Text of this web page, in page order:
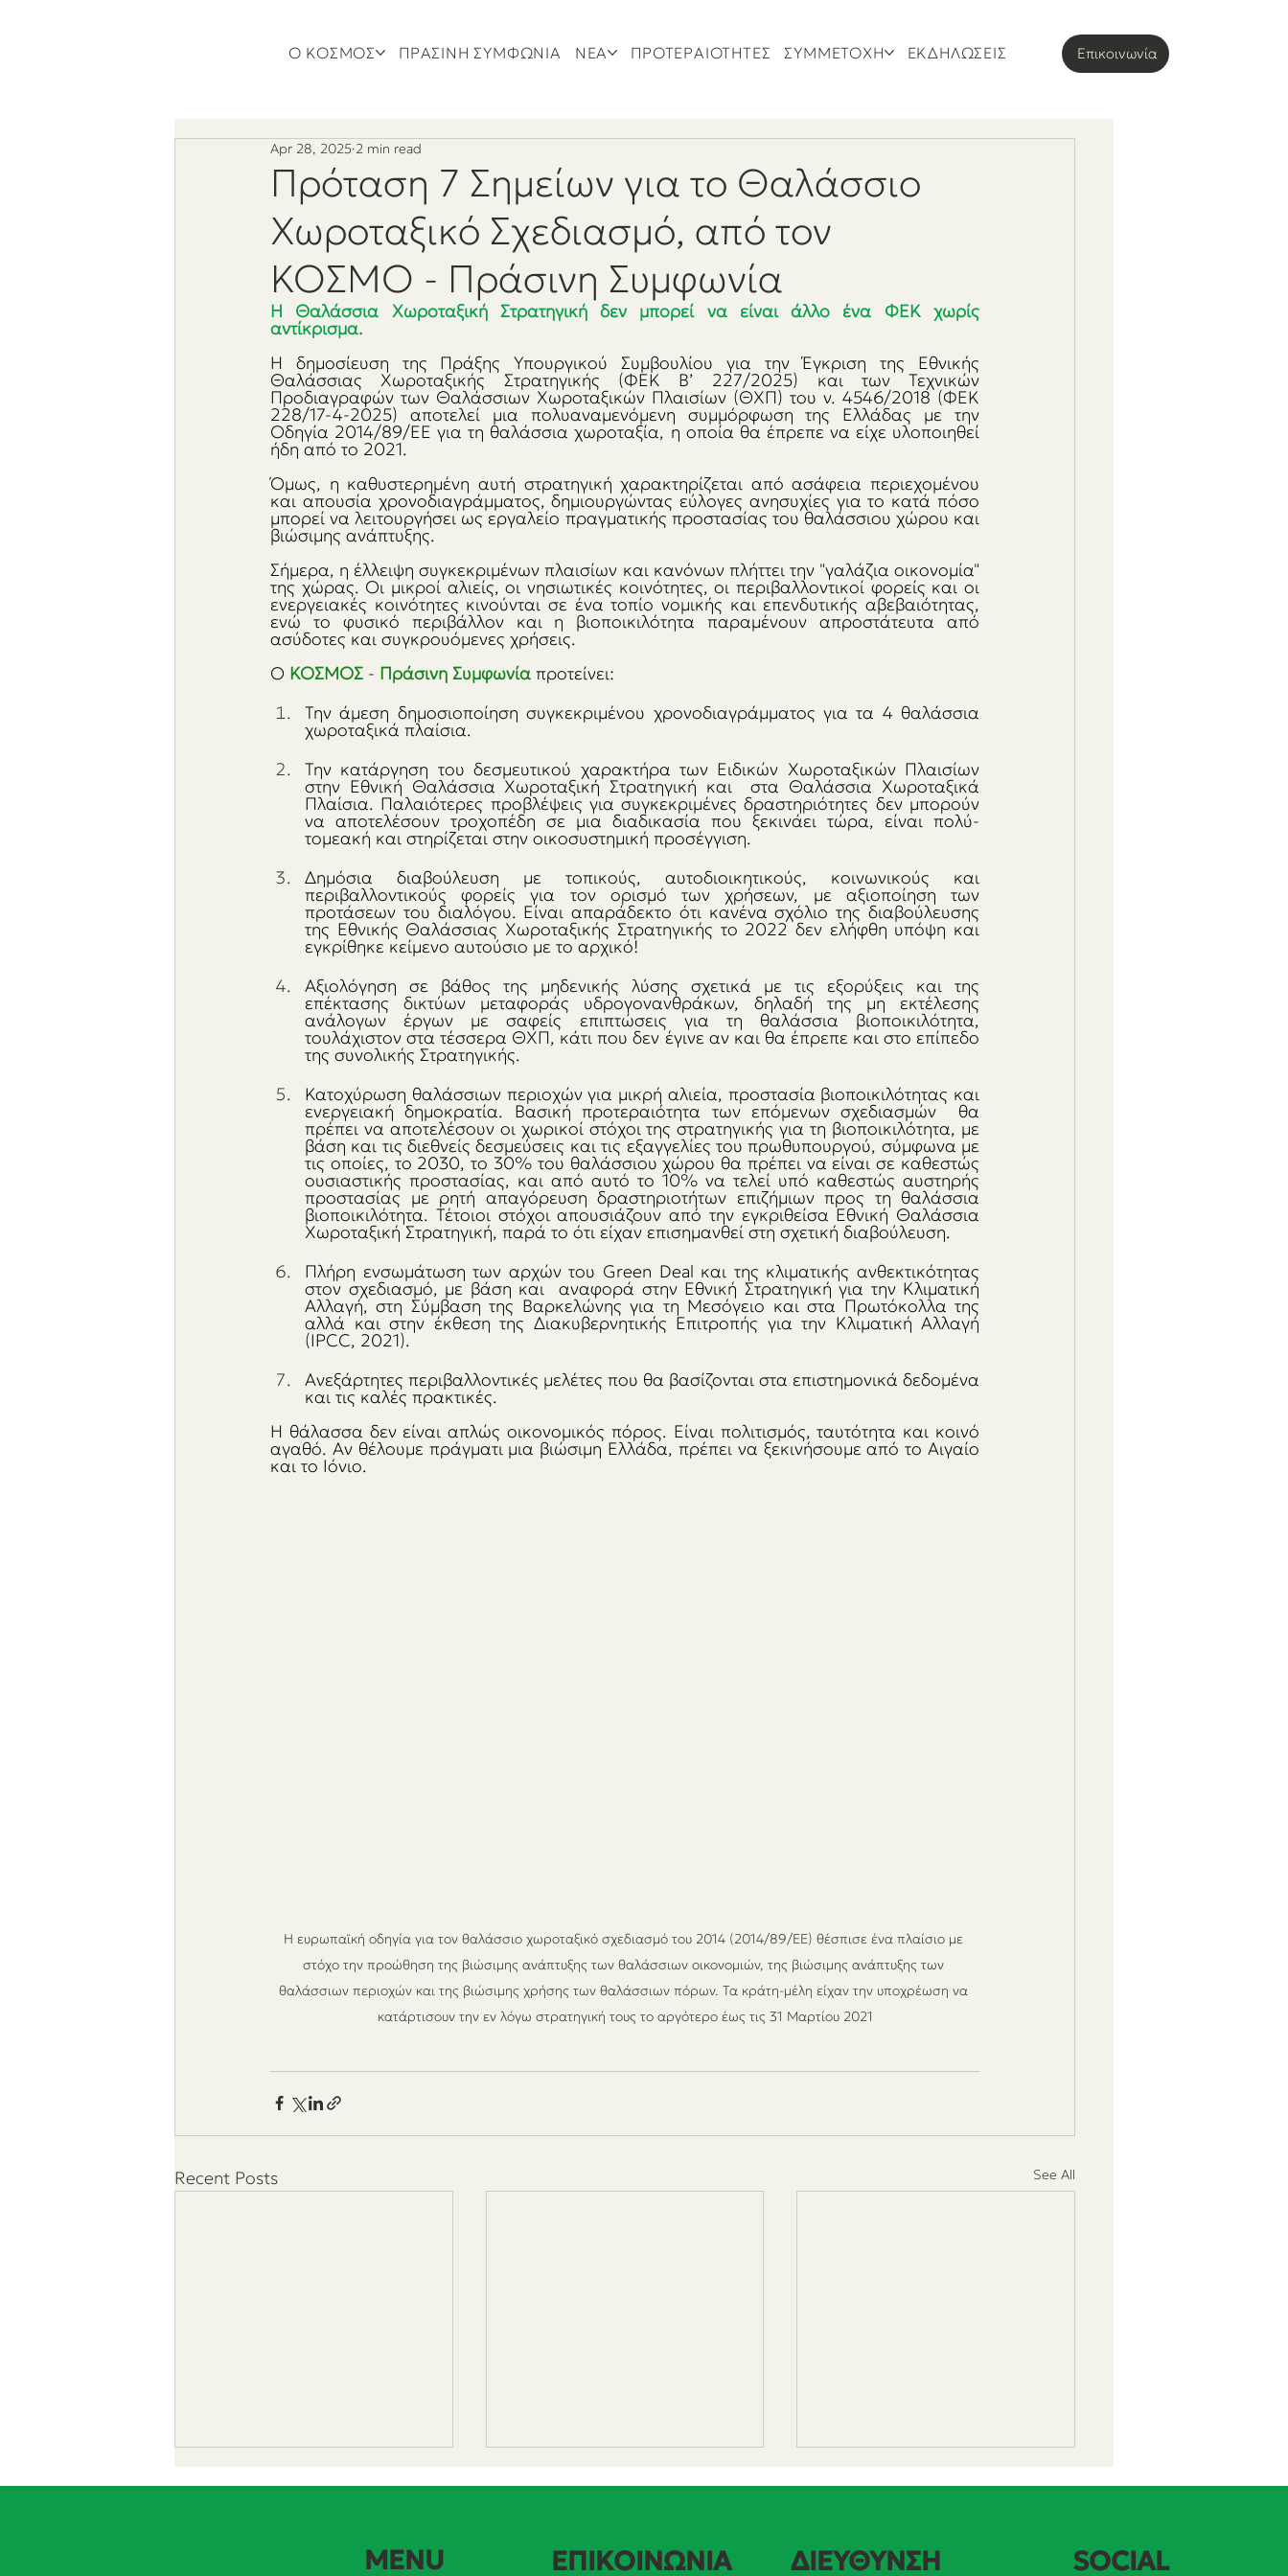
Ο ΚΟΣΜΟΣ ΠΡΑΣΙΝΗ ΣΥΜΦΩΝΙΑ ΝΕΑ ΠΡΟΤΕΡΑΙΟΤΗΤΕΣ ΣΥΜΜΕΤΟΧΗ ΕΚΔΗΛΩΣΕΙΣ Eπικοινωνία
Πρόταση 7 Σημείων για το Θαλάσσιο
Χωροταξικό Σχεδιασμό, από τον
ΚΟΣΜΟ - Πράσινη Συμφωνία
Apr 28, 2025 2 min read
Η Θαλάσσια Χωροταξική Στρατηγική δεν μπορεί να είναι άλλο ένα ΦΕΚ χωρίς
αντίκρισμα.
Η δημοσίευση της Πράξης Υπουργικού Συμβουλίου για την Έγκριση της Εθνικής
Θαλάσσιας Χωροταξικής Στρατηγικής (ΦΕΚ Β’ 227/2025) και των Τεχνικών
Προδιαγραφών των Θαλάσσιων Χωροταξικών Πλαισίων (ΘΧΠ) του ν. 4546/2018 (ΦΕΚ
228/17-4-2025) αποτελεί μια πολυαναμενόμενη συμμόρφωση της Ελλάδας με την
Οδηγία 2014/89/ΕΕ για τη θαλάσσια χωροταξία, η οποία θα έπρεπε να είχε υλοποιηθεί
ήδη από το 2021.
Όμως, η καθυστερημένη αυτή στρατηγική χαρακτηρίζεται από ασάφεια περιεχομένου
και απουσία χρονοδιαγράμματος, δημιουργώντας εύλογες ανησυχίες για το κατά πόσο
μπορεί να λειτουργήσει ως εργαλείο πραγματικής προστασίας του θαλάσσιου χώρου και
βιώσιμης ανάπτυξης.
Σήμερα, η έλλειψη συγκεκριμένων πλαισίων και κανόνων πλήττει την "γαλάζια οικονομία"
της χώρας. Οι μικροί αλιείς, οι νησιωτικές κοινότητες, οι περιβαλλοντικοί φορείς και οι
ενεργειακές κοινότητες κινούνται σε ένα τοπίο νομικής και επενδυτικής αβεβαιότητας,
ενώ το φυσικό περιβάλλον και η βιοποικιλότητα παραμένουν απροστάτευτα από
ασύδοτες και συγκρουόμενες χρήσεις.
Ο ΚΟΣΜΟΣ - Πράσινη Συμφωνία προτείνει:
Την άμεση δημοσιοποίηση συγκεκριμένου χρονοδιαγράμματος για τα 4 θαλάσσια
χωροταξικά πλαίσια.
Την κατάργηση του δεσμευτικού χαρακτήρα των Ειδικών Χωροταξικών Πλαισίων
στην Εθνική Θαλάσσια Χωροταξική Στρατηγική και  στα Θαλάσσια Χωροταξικά
Πλαίσια. Παλαιότερες προβλέψεις για συγκεκριμένες δραστηριότητες δεν μπορούν
να αποτελέσουν τροχοπέδη σε μια διαδικασία που ξεκινάει τώρα, είναι πολύ-
τομεακή και στηρίζεται στην οικοσυστημική προσέγγιση.
Δημόσια διαβούλευση με τοπικούς, αυτοδιοικητικούς, κοινωνικούς και
περιβαλλοντικούς φορείς για τον ορισμό των χρήσεων, με αξιοποίηση των
προτάσεων του διαλόγου. Είναι απαράδεκτο ότι κανένα σχόλιο της διαβούλευσης
της Εθνικής Θαλάσσιας Χωροταξικής Στρατηγικής το 2022 δεν ελήφθη υπόψη και
εγκρίθηκε κείμενο αυτούσιο με το αρχικό!
Αξιολόγηση σε βάθος της μηδενικής λύσης σχετικά με τις εξορύξεις και της
επέκτασης δικτύων μεταφοράς υδρογονανθράκων, δηλαδή της μη εκτέλεσης
ανάλογων έργων με σαφείς επιπτώσεις για τη θαλάσσια βιοποικιλότητα,
τουλάχιστον στα τέσσερα ΘΧΠ, κάτι που δεν έγινε αν και θα έπρεπε και στο επίπεδο
της συνολικής Στρατηγικής.
Κατοχύρωση θαλάσσιων περιοχών για μικρή αλιεία, προστασία βιοποικιλότητας και
ενεργειακή δημοκρατία. Βασική προτεραιότητα των επόμενων σχεδιασμών  θα
πρέπει να αποτελέσουν οι χωρικοί στόχοι της στρατηγικής για τη βιοποικιλότητα, με
βάση και τις διεθνείς δεσμεύσεις και τις εξαγγελίες του πρωθυπουργού, σύμφωνα με
τις οποίες, το 2030, το 30% του θαλάσσιου χώρου θα πρέπει να είναι σε καθεστώς
ουσιαστικής προστασίας, και από αυτό το 10% να τελεί υπό καθεστώς αυστηρής
προστασίας με ρητή απαγόρευση δραστηριοτήτων επιζήμιων προς τη θαλάσσια
βιοποικιλότητα. Τέτοιοι στόχοι απουσιάζουν από την εγκριθείσα Εθνική Θαλάσσια
Χωροταξική Στρατηγική, παρά το ότι είχαν επισημανθεί στη σχετική διαβούλευση.
Πλήρη ενσωμάτωση των αρχών του Green Deal και της κλιματικής ανθεκτικότητας
στον σχεδιασμό, με βάση και  αναφορά στην Εθνική Στρατηγική για την Κλιματική
Αλλαγή, στη Σύμβαση της Βαρκελώνης για τη Μεσόγειο και στα Πρωτόκολλα της
αλλά και στην έκθεση της Διακυβερνητικής Επιτροπής για την Κλιματική Αλλαγή
(IPCC, 2021).
Ανεξάρτητες περιβαλλοντικές μελέτες που θα βασίζονται στα επιστημονικά δεδομένα
και τις καλές πρακτικές.
Η θάλασσα δεν είναι απλώς οικονομικός πόρος. Είναι πολιτισμός, ταυτότητα και κοινό
αγαθό. Αν θέλουμε πράγματι μια βιώσιμη Ελλάδα, πρέπει να ξεκινήσουμε από το Αιγαίο
και το Ιόνιο.
Η ευρωπαϊκή οδηγία για τον θαλάσσιο χωροταξικό σχεδιασμό του 2014 (2014/89/ΕΕ) θέσπισε ένα πλαίσιο με
στόχο την προώθηση της βιώσιμης ανάπτυξης των θαλάσσιων οικονομιών, της βιώσιμης ανάπτυξης των
θαλάσσιων περιοχών και της βιώσιμης χρήσης των θαλάσσιων πόρων. Τα κράτη-μέλη είχαν την υποχρέωση να
κατάρτισουν την εν λόγω στρατηγική τους το αργότερο έως τις 31 Μαρτίου 2021
Recent Posts See All
MENU ΕΠΙΚΟΙΝΩΝΙΑ ΔΙΕΥΘΥΝΣΗ SOCIAL